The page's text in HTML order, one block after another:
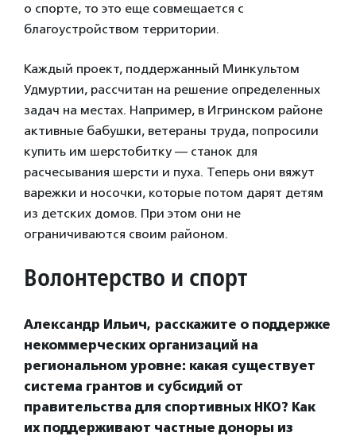
о спорте, то это еще совмещается с
благоустройством территории.
Каждый проект, поддержанный Минкультом
Удмуртии, рассчитан на решение определенных
задач на местах. Например, в Игринском районе
активные бабушки, ветераны труда, попросили
купить им шерстобитку — станок для
расчесывания шерсти и пуха. Теперь они вяжут
варежки и носочки, которые потом дарят детям
из детских домов. При этом они не
ограничиваются своим районом.
Волонтерство и спорт
Александр Ильич, расскажите о поддержке
некоммерческих организаций на
региональном уровне: какая существует
система грантов и субсидий от
правительства для спортивных НКО? Как
их поддерживают частные доноры из